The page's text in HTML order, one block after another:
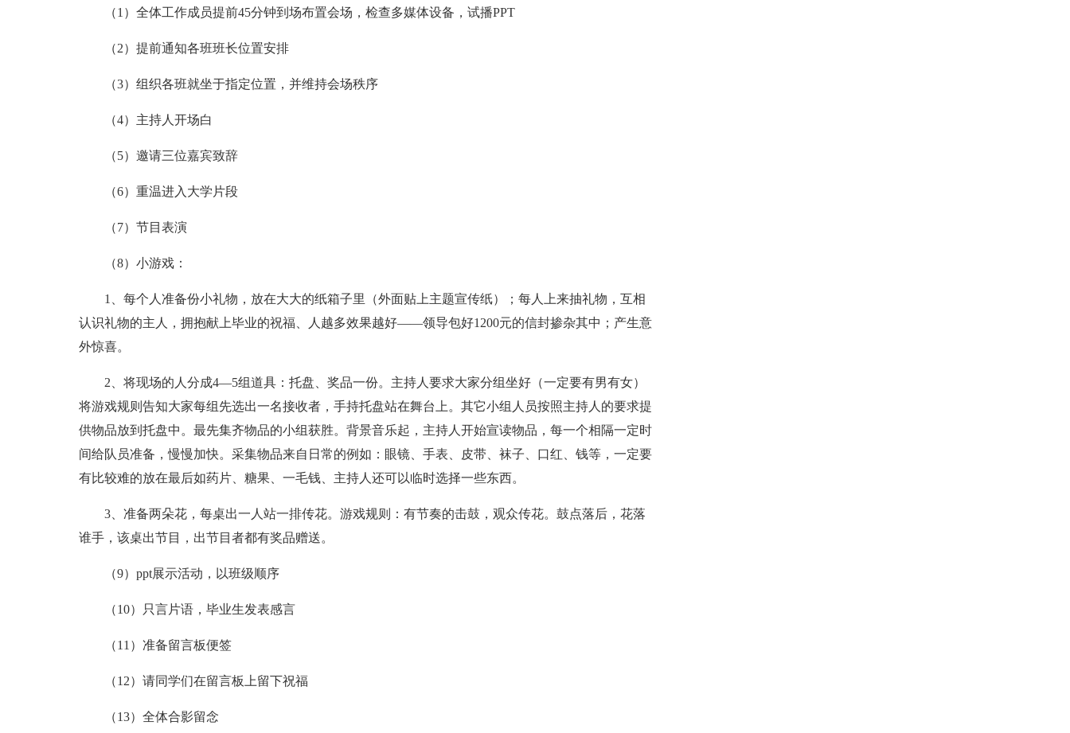
（1）全体工作成员提前45分钟到场布置会场，检查多媒体设备，试播PPT
（2）提前通知各班班长位置安排
（3）组织各班就坐于指定位置，并维持会场秩序
（4）主持人开场白
（5）邀请三位嘉宾致辞
（6）重温进入大学片段
（7）节目表演
（8）小游戏：
1、每个人准备份小礼物，放在大大的纸箱子里（外面贴上主题宣传纸）；每人上来抽礼物，互相
认识礼物的主人，拥抱献上毕业的祝福、人越多效果越好——领导包好1200元的信封掺杂其中；产生意
外惊喜。
2、将现场的人分成4—5组道具：托盘、奖品一份。主持人要求大家分组坐好（一定要有男有女）
将游戏规则告知大家每组先选出一名接收者，手持托盘站在舞台上。其它小组人员按照主持人的要求提
供物品放到托盘中。最先集齐物品的小组获胜。背景音乐起，主持人开始宣读物品，每一个相隔一定时
间给队员准备，慢慢加快。采集物品来自日常的例如：眼镜、手表、皮带、袜子、口红、钱等，一定要
有比较难的放在最后如药片、糖果、一毛钱、主持人还可以临时选择一些东西。
3、准备两朵花，每桌出一人站一排传花。游戏规则：有节奏的击鼓，观众传花。鼓点落后，花落
谁手，该桌出节目，出节目者都有奖品赠送。
（9）ppt展示活动，以班级顺序
（10）只言片语，毕业生发表感言
（11）准备留言板便签
（12）请同学们在留言板上留下祝福
（13）全体合影留念